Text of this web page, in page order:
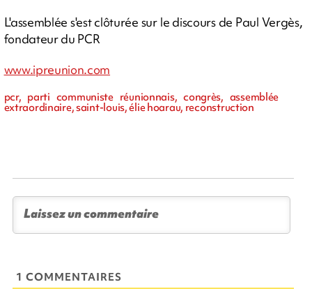
L'assemblée s'est clôturée sur le discours de Paul Vergès,
fondateur du PCR
www.ipreunion.com
pcr, parti communiste réunionnais, congrès, assemblée
extraordinaire, saint-louis, élie hoarau, reconstruction
1 COMMENTAIRES